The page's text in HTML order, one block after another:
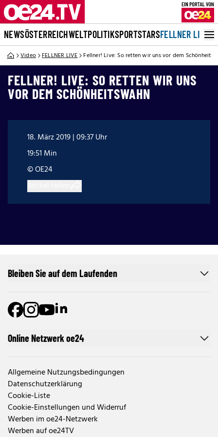
NEWSÖSTERREICHWELTPOLITIKSPORTSTARSFELLNER LIVE
Video FELLNER LIVE Fellner! Live: So retten wir uns vor dem
FELLNER! LIVE: SO RETTEN WIR UNS
VOR DEM SCHÖNHEITSWAHN
18. März 2019 | 09:37 Uhr
19:51 Min
© OE24
Online Netzwerk oe24
Allgemeine Nutzungsbedingungen
Datenschutzerklärung
Cookie-Liste
Cookie-Einstellungen und Widerruf
Werben im oe24-Netzwerk
Werben auf oe24TV
Bleiben Sie auf dem Laufenden